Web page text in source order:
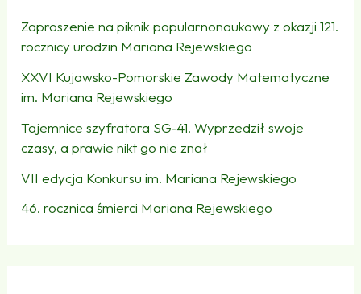
Zaproszenie na piknik popularnonaukowy z okazji 121.
rocznicy urodzin Mariana Rejewskiego
XXVI Kujawsko-Pomorskie Zawody Matematyczne
im. Mariana Rejewskiego
Tajemnice szyfratora SG‑41. Wyprzedził swoje
czasy, a prawie nikt go nie znał
VII edycja Konkursu im. Mariana Rejewskiego
46. rocznica śmierci Mariana Rejewskiego